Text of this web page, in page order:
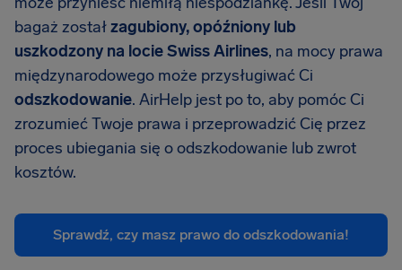
bagaż zostałzagubiony, opóźniony lub
uszkodzony na locie Swiss Airlines, na mocy prawa
międzynarodowego może przysługiwać Ci
odszkodowanie. AirHelp jest po to, aby pomóc Ci
zrozumieć Twoje prawa i przeprowadzić Cię przez
proces ubiegania się o odszkodowanie lub zwrot
kosztów.
Sprawdź, czy masz prawo do odszkodowania!